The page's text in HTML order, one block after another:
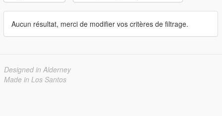
Aucun résultat, merci de modifier vos critères de filtrage.
Designed in Alderney
Made in Los Santos